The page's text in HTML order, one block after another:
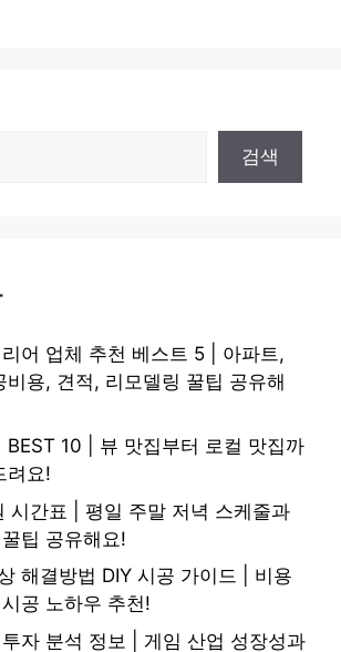
검색
어 업체 추천 베스트 5 | 아파트,
비용, 견적, 리모델링 꿀팁 공유해
BEST 10 | 뷰 맛집부터 로컬 맛집까
려요!
시간표 | 평일 주말 저녁 스케줄과
팁 공유해요!
해결방법 DIY 시공 가이드 | 비용
공 노하우 추천!
자 분석 정보 | 게임 산업 성장성과